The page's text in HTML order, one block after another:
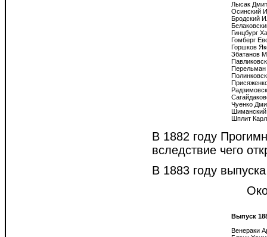
Лысак
Осинский
Бродский
Гинцбург
Гомберг
Горшков
Збатанов
Перельман
Чуенко
Шиманский
В 1882 году
вследствие чего
В 1883 году
Выпуск
Венераки